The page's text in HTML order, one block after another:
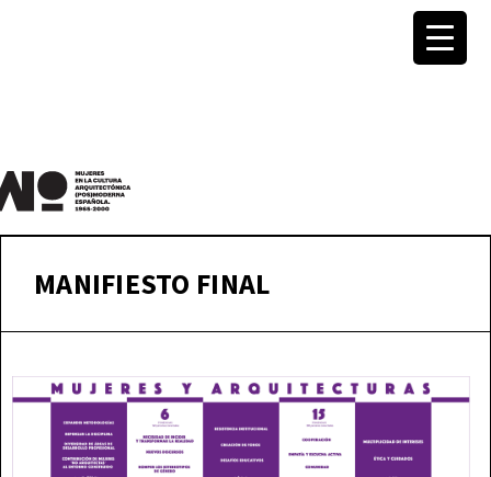
MuWo –
en la
Cultura
Arquite
MANIFIESTO FINAL